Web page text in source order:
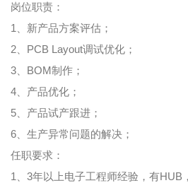
岗位职责：
1、新产品方案评估；
2、PCB Layout调试优化；
3、BOM制作；
4、产品优化；
5、产品试产跟进；
6、生产异常问题的解决；
任职要求：
1、3年以上电子工程师经验，有HUB